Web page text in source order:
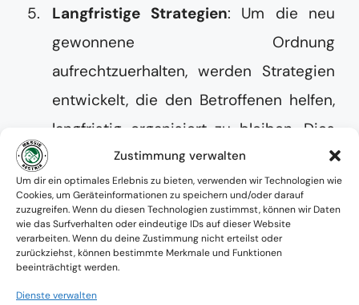
Zustimmung verwalten
Um dir ein optimales Erlebnis zu bieten, verwenden wir Technologien wie
Cookies, um Geräteinformationen zu speichern und/oder darauf
zuzugreifen. Wenn du diesen Technologien zustimmst, können wir Daten
wie das Surfverhalten oder eindeutige IDs auf dieser Website
verarbeiten. Wenn du deine Zustimmung nicht erteilst oder
zurückziehst, können bestimmte Merkmale und Funktionen
beeinträchtigt werden.
Dienste verwalten
Langfristige Strategien: Um die neu
gewonnene Ordnung
aufrechtzuerhalten, werden Strategien
entwickelt, die den Betroffenen helfen,
langfristig organisiert zu bleiben. Dies
kann regelmäßige Nachbetreuung und
Beratung umfassen.
Psychologische Unterstützung
Die psychologische Unterstützung ist ein